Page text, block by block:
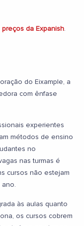
da Expanish.
do Eixample, a
com ênfase
experientes
métodos de ensino
no
nas turmas é
cursos não estejam
às aulas quanto
os cursos cobrem